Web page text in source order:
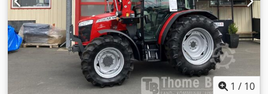
cilinders, 7,4 liter AGCO Power - 74 LFNT-5D, CR, 4V
Emissienorm (DOC+SC+SCR) zonder uitlaatgasrecirculatie,
fase 5 Elektronische motorbesturing met Vistronic-
ventilatorregeling Motortoerentalgeheugen Powercore
motorluchtfilter met voorfilter voor grof vuil Dkedpfjvv Dp
Nex Aqwer EasyCare koelerpakket Extra brandstofforfilter
met waterafscheider 500 liter brandstoftank
1 / 10